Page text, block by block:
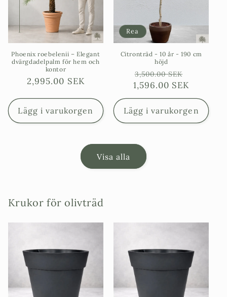
Phoenix roebelenii – Elegant
dvärgdadelpalm för hem och
kontor
Ordinarie
2,995.00 SEK
Lägg i varukorgen
Rea
Citronträd - 10 år - 190 cm
höjd
Ordinarie
pris
3,500.00 SEK
1,596.00 SEK
Lägg i varukorgen
Visa alla
Krukor för olivträd